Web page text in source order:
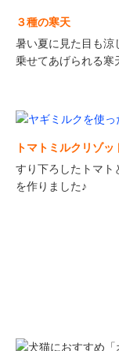
３種の寒天
暑い夏に見た目も涼
乗せてあげられる寒
トマトミルクリゾッ
すり下ろしたトマト
を作りました♪